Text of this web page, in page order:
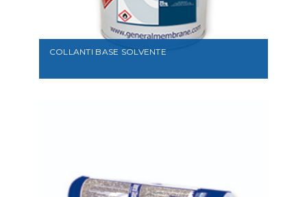
VEDI
COLLANTI BASE SOLVENTE